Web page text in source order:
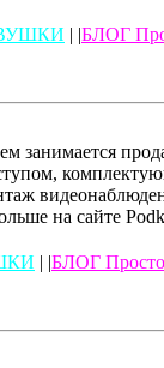
| |БЛОГ
занимается
на сайте
| |БЛОГ